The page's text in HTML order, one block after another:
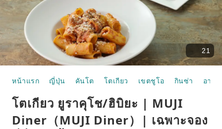
21
หน้าแรก ญี่ปุ่น คันโต โตเกียว เขตชูโอ กินซ่า อาห
โตเกียว ยูราคุโช/ฮิบิยะ | MUJI
Diner（MUJI Diner）| เฉพาะจอง